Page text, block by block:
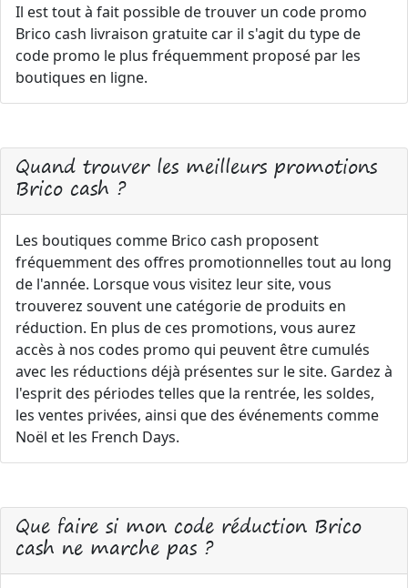
Il est tout à fait possible de trouver un code promo
Brico cash livraison gratuite car il s'agit du type de
code promo le plus fréquemment proposé par les
boutiques en ligne.
Quand trouver les meilleurs promotions
Brico cash ?
Les boutiques comme Brico cash proposent
fréquemment des offres promotionnelles tout au long
de l'année. Lorsque vous visitez leur site, vous
trouverez souvent une catégorie de produits en
réduction. En plus de ces promotions, vous aurez
accès à nos codes promo qui peuvent être cumulés
avec les réductions déjà présentes sur le site. Gardez à
l'esprit des périodes telles que la rentrée, les soldes,
les ventes privées, ainsi que des événements comme
Noël et les French Days.
Que faire si mon code réduction Brico
cash ne marche pas ?